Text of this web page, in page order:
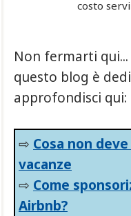
costo
Non fermarti qui...
questo blog è
approfondisci qui:
⇨ Cosa non
vacanze
⇨ Come
Airbnb?